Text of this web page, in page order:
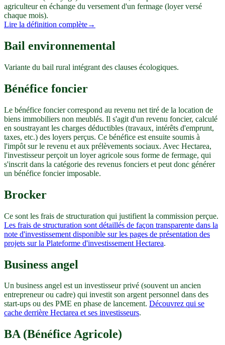
agriculteur en échange du versement d'un fermage (loyer versé
chaque mois).
Lire la définition complète→
Bail environnemental
Variante du bail rural intégrant des clauses écologiques.
Bénéfice foncier
Le bénéfice foncier correspond au revenu net tiré de la location de
biens immobiliers non meublés. Il s'agit d'un revenu foncier, calculé
en soustrayant les charges déductibles (travaux, intérêts d'emprunt,
taxes, etc.) des loyers perçus. Ce bénéfice est ensuite soumis à
l'impôt sur le revenu et aux prélèvements sociaux. Avec Hectarea,
l'investisseur perçoit un loyer agricole sous forme de fermage, qui
s'inscrit dans la catégorie des revenus fonciers et peut donc générer
un bénéfice foncier imposable.
Brocker
Ce sont les frais de structuration qui justifient la commission perçue.
Les frais de structuration sont détaillés de façon transparente dans la
note d'investissement disponible sur les pages de présentation des
projets sur la Plateforme d'investissement Hectarea.
Business angel
Un business angel est un investisseur privé (souvent un ancien
entrepreneur ou cadre) qui investit son argent personnel dans des
start-ups ou des PME en phase de lancement. Découvrez qui se
cache derrière Hectarea et ses investisseurs.
BA (Bénéfice Agricole)